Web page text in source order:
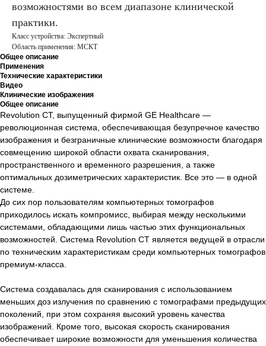
возможностями во всем диапазоне клинической
практики.
Класс устройства: Экспертный
Область применения: МСКТ
Общее описание
Применения
Технические характеристики
Видео
Клинические изображения
Общее описание
Revolution CT, выпущенный фирмой GE Healthcare —
революционная система, обеспечивающая безупречное качество
изображения и безграничные клинические возможности благодаря
совмещению широкой области охвата сканирования,
пространственного и временного разрешения, а также
оптимальных дозиметрических характеристик. Все это — в одной
системе.
До сих пор пользователям компьютерных томографов
приходилось искать компромисс, выбирая между несколькими
системами, обладающими лишь частью этих функциональных
возможностей. Система Revolution CT является ведущей в отрасли
по техническим характеристикам среди компьютерных томографов
премиум-класса.
Система создавалась для сканирования с использованием
меньших доз излучения по сравнению с томографами предыдущих
поколений, при этом сохраняя высокий уровень качества
изображений. Кроме того, высокая скорость сканирования
обеспечивает широкие возможности для уменьшения количества